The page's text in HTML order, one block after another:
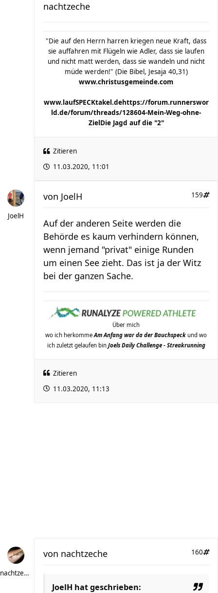
nachtzeche
"Die auf den Herrn harren kriegen neue Kraft, dass
sie auffahren mit Flügeln wie Adler, dass sie laufen
und nicht matt werden, dass sie wandeln und nicht
müde werden!" (Die Bibel, Jesaja 40,31)
www.christusgemeinde.com
www.laufSPECKtakel.dehttps://forum.runnerswor
ld.de/forum/threads/128604-Mein-Weg-ohne-
Ziel Die Jagd auf die "2"
Zitieren
11.03.2020, 11:01
JoelH
159
von JoelH
Auf der anderen Seite werden die
Behörde es kaum verhindern können,
wenn jemand "privat" einige Runden
um einen See zieht. Das ist ja der Witz
bei der ganzen Sache.
Über mich
wo ich herkomme Am Anfang war da der Bauchspeck und wo
ich zuletzt gelaufen bin Joels Daily Challenge - Streakrunning
Zitieren
11.03.2020, 11:13
nachtzeche
160
von nachtzeche
JoelH hat geschrieben: